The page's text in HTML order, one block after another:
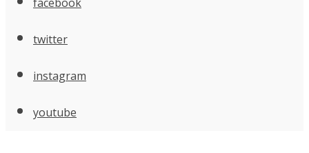
twitter
instagram
youtube